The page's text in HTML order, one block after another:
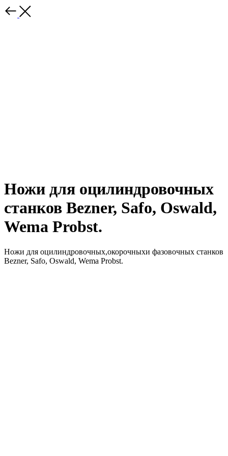
Ножи для оцилиндровочных
станков Bezner, Safo, Oswald,
Wema Probst.
Ножи для оцилиндровочных,окорочныхи фазовочных станков
Bezner, Safo, Oswald, Wema Probst.